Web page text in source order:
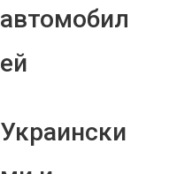
автомобил
ей
Украински